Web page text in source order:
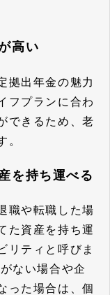
高い
拠出年金の魅力
フプランに合わ
できるため、老
。
を持ち運べる
職や転職した場
た資産を持ち運
リティと呼びま
ない場合や企
った場合は、個